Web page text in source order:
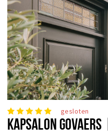
gesloten
KAPSALON